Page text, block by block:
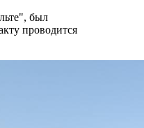
был
проводится